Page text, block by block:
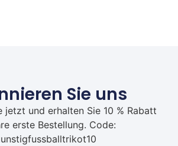
Sie uns
jetzt und erhalten Sie 10 % Rabatt
erste Bestellung. Code: